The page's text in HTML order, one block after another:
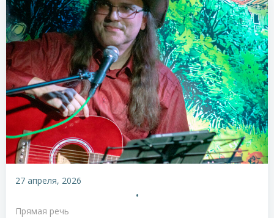
27 апреля, 2026
•
Прямая речь